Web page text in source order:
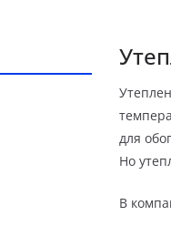
для
Но
В